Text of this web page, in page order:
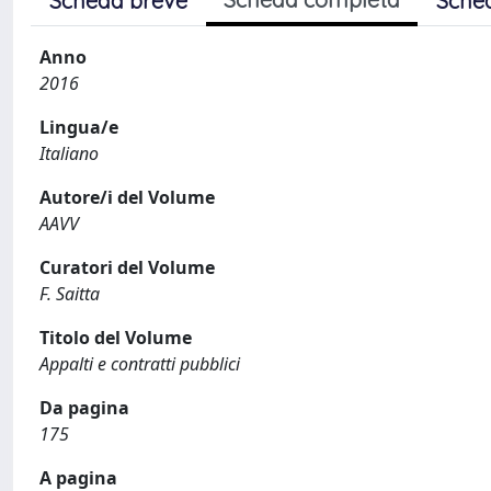
Anno
2016
Lingua/e
Italiano
Autore/i del Volume
AAVV
Curatori del Volume
F. Saitta
Titolo del Volume
Appalti e contratti pubblici
Da pagina
175
A pagina